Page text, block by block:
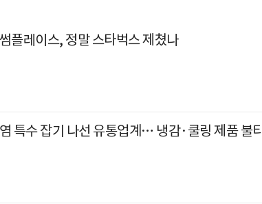
플레이스, 정말 스타벅스 제쳤나
특수 잡기 나선 유통업계… 냉감·쿨링 제품 불티